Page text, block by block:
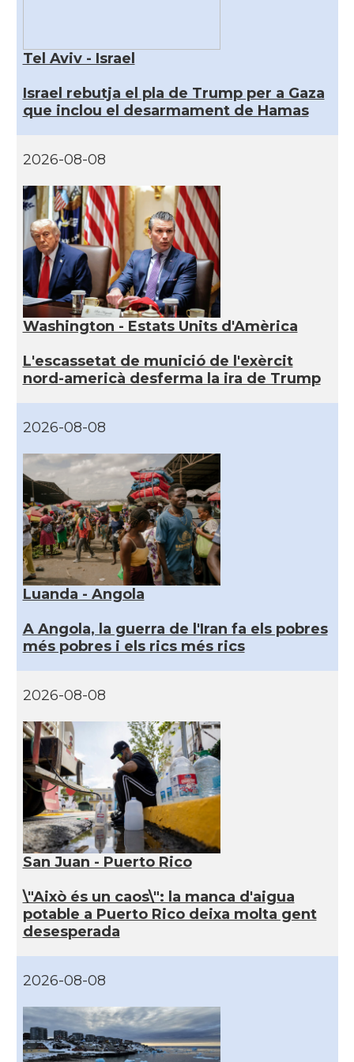
Tel Aviv - Israel
Israel rebutja el pla de Trump per a Gaza
que inclou el desarmament de Hamas
2026-08-08
Washington - Estats Units d'Amèrica
L'escassetat de munició de l'exèrcit
nord-americà desferma la ira de Trump
2026-08-08
Luanda - Angola
A Angola, la guerra de l'Iran fa els pobres
més pobres i els rics més rics
2026-08-08
San Juan - Puerto Rico
\"Això és un caos\": la manca d'aigua
potable a Puerto Rico deixa molta gent
desesperada
2026-08-08